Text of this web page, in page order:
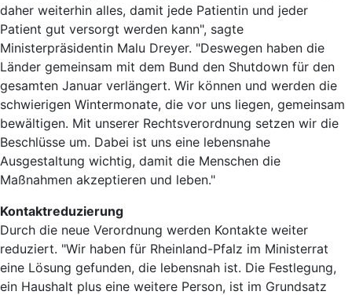
daher weiterhin alles, damit jede Patientin und jeder
Patient gut versorgt werden kann", sagte
Ministerpräsidentin Malu Dreyer. "Deswegen haben die
Länder gemeinsam mit dem Bund den Shutdown für den
gesamten Januar verlängert. Wir können und werden die
schwierigen Wintermonate, die vor uns liegen, gemeinsam
bewältigen. Mit unserer Rechtsverordnung setzen wir die
Beschlüsse um. Dabei ist uns eine lebensnahe
Ausgestaltung wichtig, damit die Menschen die
Maßnahmen akzeptieren und leben."
Kontaktreduzierung
Durch die neue Verordnung werden Kontakte weiter
reduziert. "Wir haben für Rheinland-Pfalz im Ministerrat
eine Lösung gefunden, die lebensnah ist. Die Festlegung,
ein Haushalt plus eine weitere Person, ist im Grundsatz